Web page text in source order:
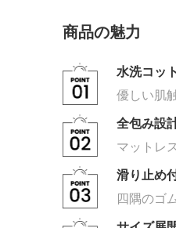
商品の魅力
水洗コッ
優しい肌
全包み設
マットレ
滑り止め
四隅のゴ